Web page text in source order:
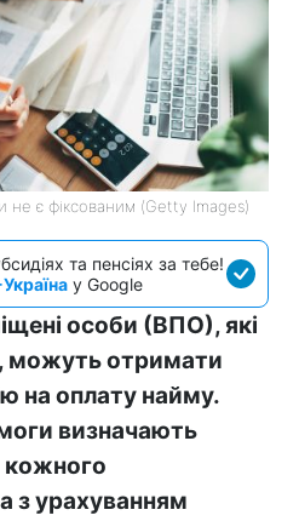
не є фіксованим (Getty Images)
та пенсіях за тебе!
у Google
особи (ВПО), які
можуть отримати
на оплату найму.
визначають
кожного
з урахуванням